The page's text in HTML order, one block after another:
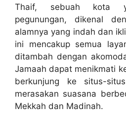
Thaif, sebuah kota
pegunungan, dikenal
alamnya yang indah dan
ini mencakup semua
ditambah dengan
Jamaah dapat menikmati
berkunjung ke situs-
merasakan suasana
Mekkah dan Madinah.